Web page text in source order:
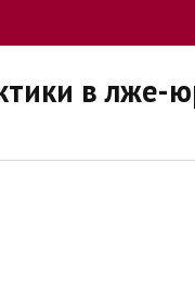
в лже-